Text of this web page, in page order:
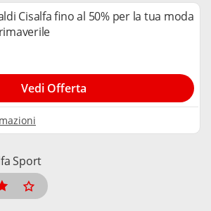
Cisalfa fino al 50% per la tua moda
Vedi Offerta
Sport